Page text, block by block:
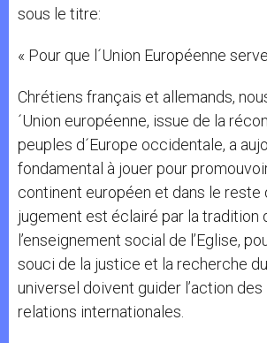
sous le titre:
« Pour que l´Union Européenne
Chrétiens français et allemands,
´Union européenne, issue de la
peuples d´Europe occidentale, a
fondamental à jouer pour
continent européen et dans le reste
jugement est éclairé par la tradition
l’enseignement social de l’Eglise,
souci de la justice et la recherche
universel doivent guider l’action
relations internationales.